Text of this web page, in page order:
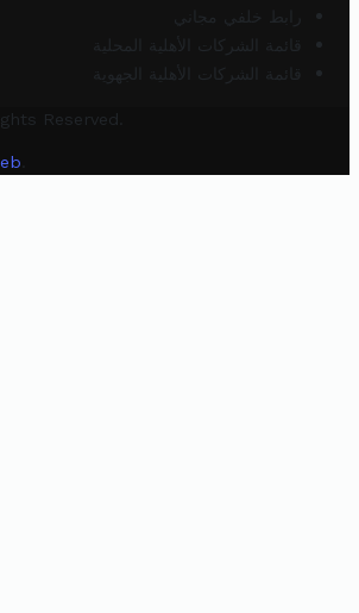
رابط خلفي مجاني
قائمة الشركات الأهلية المحلية
قائمة الشركات الأهلية الجهوية
Reserved.